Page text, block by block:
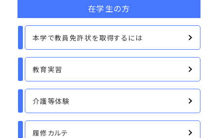
在学生の方
本学で教員免許状を取得するには
教育実習
介護等体験
履修カルテ